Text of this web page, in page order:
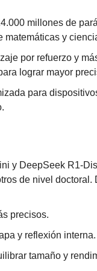
millones de
matemáticas y
por refuerzo y
lograr mayor
para
y DeepSeek R1-
de nivel doctoral.
precisos.
y reflexión interna.
tamaño y